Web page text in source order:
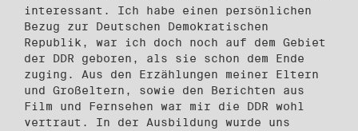
interessant. Ich habe einen persön­lichen
Bezug zur Deutschen Demokratischen
Republik, war ich doch noch auf dem Gebiet
der DDR geboren, als sie schon dem Ende
zuging. Aus den Erzählungen meiner Eltern
und Großeltern, sowie den Berichten aus
Film und Fernsehen war mir die DDR wohl
vertraut. In der Ausbildung wurde uns